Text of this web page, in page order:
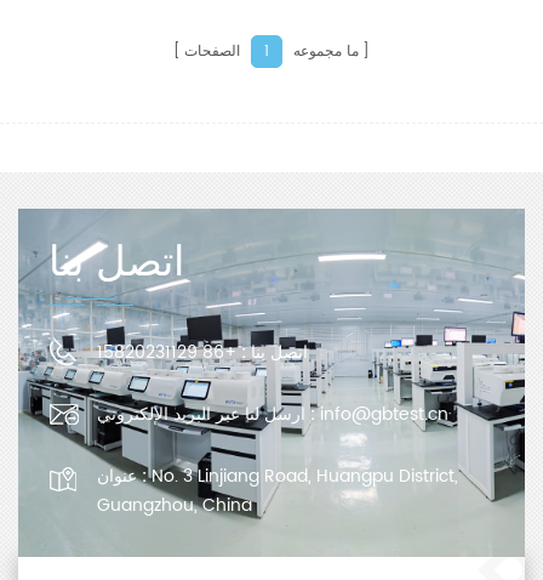
ما مجموعه 1 الصفحات
اتصل بنا
اتصل بنا :+86 15820231129
ارسل لنا عبر البريد الإلكتروني :info@gbtest.cn
عنوان :No. 3 Linjiang Road, Huangpu District,
Guangzhou, China